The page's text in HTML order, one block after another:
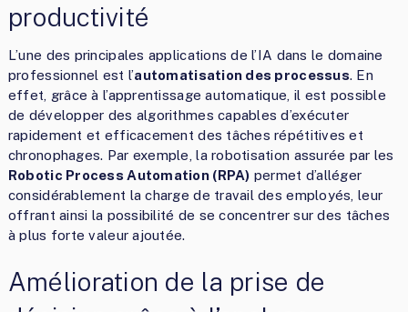
productivité
L’une des principales applications de l’IA dans le domaine
professionnel est l’automatisation des processus. En
effet, grâce à l’apprentissage automatique, il est possible
de développer des algorithmes capables d’exécuter
rapidement et efficacement des tâches répétitives et
chronophages. Par exemple, la robotisation assurée par les
Robotic Process Automation (RPA) permet d’alléger
considérablement la charge de travail des employés, leur
offrant ainsi la possibilité de se concentrer sur des tâches
à plus forte valeur ajoutée.
Amélioration de la prise de